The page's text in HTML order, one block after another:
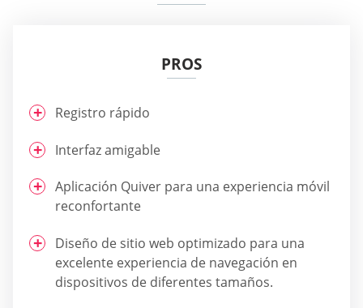
PROS
Registro rápido
Interfaz amigable
Aplicación Quiver para una experiencia móvil
reconfortante
Diseño de sitio web optimizado para una
excelente experiencia de navegación en
dispositivos de diferentes tamaños.